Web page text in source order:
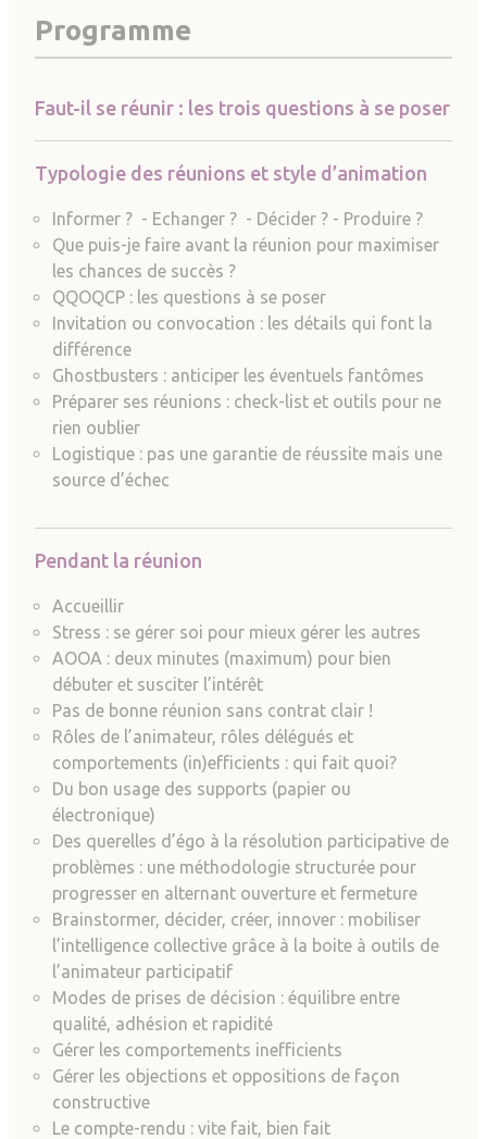
Programme
Faut-il se réunir : les trois questions à se poser
Typologie des réunions et style d’animation
Informer ? - Echanger ? - Décider ? - Produire ?
Que puis-je faire avant la réunion pour maximiser
les chances de succès ?
QQOQCP : les questions à se poser
Invitation ou convocation : les détails qui font la
différence
Ghostbusters : anticiper les éventuels fantômes
Préparer ses réunions : check-list et outils pour ne
rien oublier
Logistique : pas une garantie de réussite mais une
source d’échec
Pendant la réunion
Accueillir
Stress : se gérer soi pour mieux gérer les autres
AOOA : deux minutes (maximum) pour bien
débuter et susciter l’intérêt
Pas de bonne réunion sans contrat clair !
Rôles de l’animateur, rôles délégués et
comportements (in)efficients : qui fait quoi?
Du bon usage des supports (papier ou
électronique)
Des querelles d’égo à la résolution participative de
problèmes : une méthodologie structurée pour
progresser en alternant ouverture et fermeture
Brainstormer, décider, créer, innover : mobiliser
l’intelligence collective grâce à la boite à outils de
l’animateur participatif
Modes de prises de décision : équilibre entre
qualité, adhésion et rapidité
Gérer les comportements inefficients
Gérer les objections et oppositions de façon
constructive
Le compte-rendu : vite fait, bien fait